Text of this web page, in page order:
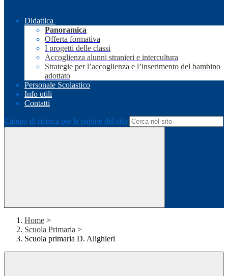
Didattica
Panoramica
Offerta formativa
I progetti delle classi
Accoglienza alunni stranieri e intercultura
Strategie per l’accoglienza e l’inserimento del bambino
adottato
Personale Scolastico
Info utili
Contatti
Campo di ricerca per le pagine del sito
Home >
Scuola Primaria >
Scuola primaria D. Alighieri